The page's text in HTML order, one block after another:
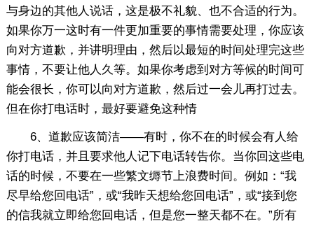
与身边的其他人说话，这是极不礼貌、也不合适的行为。
如果你万一这时有一件更加重要的事情需要处理，你应该
向对方道歉，并讲明理由，然后以最短的时间处理完这些
事情，不要让他人久等。如果你考虑到对方等候的时间可
能会很长，你可以向对方道歉，然后过一会儿再打过去。
但在你打电话时，最好要避免这种情
6、道歉应该简洁——有时，你不在的时候会有人给
你打电话，并且要求他人记下电话转告你。当你回这些电
话的时候，不要在一些繁文缛节上浪费时间。例如：“我
尽早给您回电话”，或“我昨天想给您回电话”，或“接到您
的信我就立即给您回电话，但是您一整天都不在。”所有